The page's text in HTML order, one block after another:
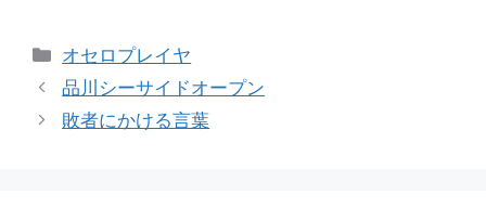
カ
テ
リ
オセロプレイヤ
品川シーサイドオープン
敗者にかける言葉